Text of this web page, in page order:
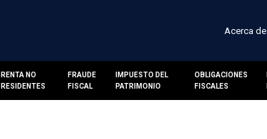
Acerca de
RENTA NO
RESIDENTES
FRAUDE
FISCAL
IMPUESTO DEL
PATRIMONIO
OBLIGACIONES
FISCALES